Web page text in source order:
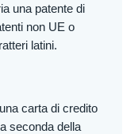
una patente di
non UE o
latini.
carta di credito
seconda della